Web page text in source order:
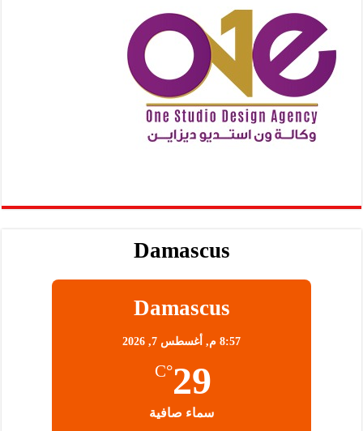
Damascus
Damascus
8:57 م, أغسطس 7, 2026
29
°C
سماء صافية